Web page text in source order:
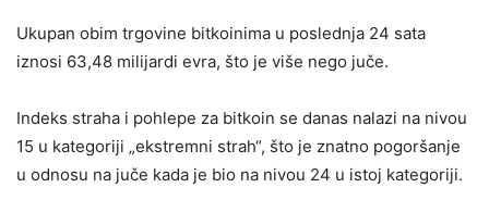
Ukupan obim trgovine bitkoinima u poslednja 24 sata
iznosi 63,48 milijardi evra, što je više nego juče.
Indeks straha i pohlepe za bitkoin se danas nalazi na nivou
15 u kategoriji „ekstremni strah“, što je znatno pogoršanje
u odnosu na juče kada je bio na nivou 24 u istoj kategoriji.